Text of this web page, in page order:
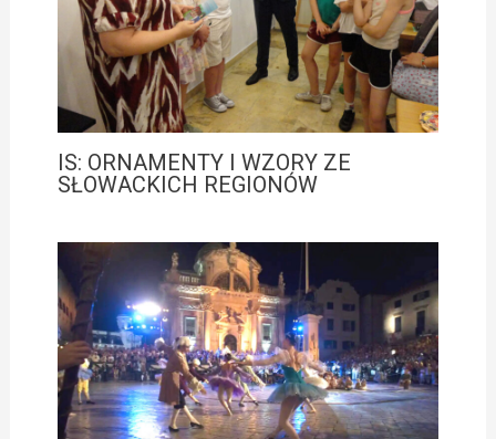
IS: ORNAMENTY I WZORY ZE
SŁOWACKICH REGIONÓW